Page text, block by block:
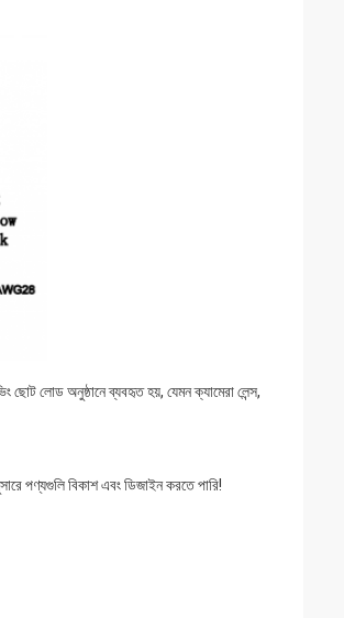
ছোট লোড অনুষ্ঠানে ব্যবহৃত হয়, যেমন ক্যামেরা লেন্স,
পণ্যগুলি বিকাশ এবং ডিজাইন করতে পারি!